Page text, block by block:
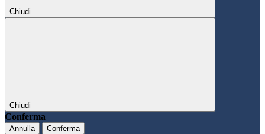
Chiudi
Chiudi
Conferma
Annulla Conferma